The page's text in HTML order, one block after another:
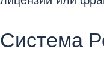
Система